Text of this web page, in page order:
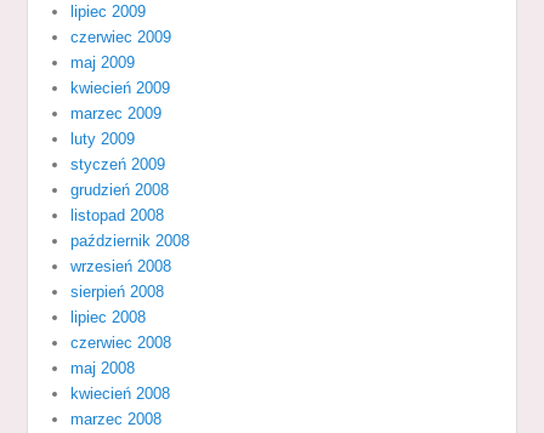
lipiec 2009
czerwiec 2009
maj 2009
kwiecień 2009
marzec 2009
luty 2009
styczeń 2009
grudzień 2008
listopad 2008
październik 2008
wrzesień 2008
sierpień 2008
lipiec 2008
czerwiec 2008
maj 2008
kwiecień 2008
marzec 2008